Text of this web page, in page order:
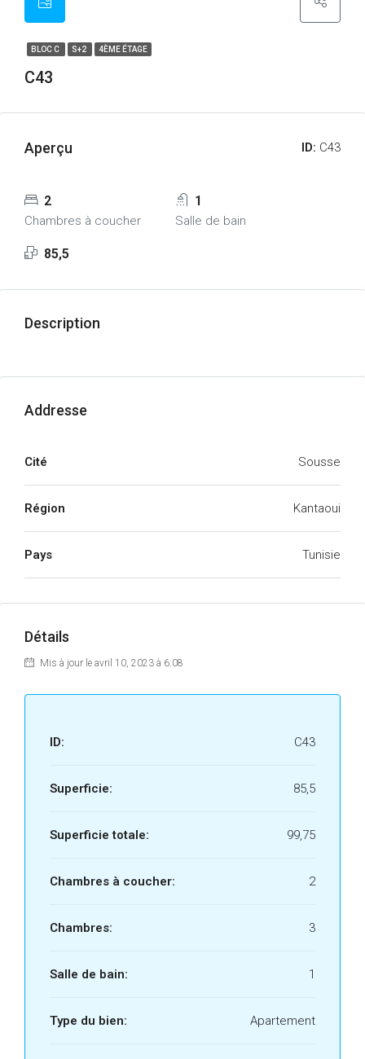
BLOC C S+2 4ÈME ÉTAGE
C43
Aperçu ID: C43
2
Chambres à coucher
1
Salle de bain
85,5
Description
Addresse
Cité Sousse
Région Kantaoui
Pays Tunisie
Détails
Mis à jour le avril 10, 2023 à 6:08
ID: C43
Superficie: 85,5
Superficie totale: 99,75
Chambres à coucher: 2
Chambres: 3
Salle de bain: 1
Type du bien: Apartement